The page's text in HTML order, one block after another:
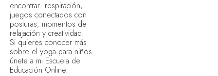
encontrar: respiración,
juegos conectados con
posturas, momentos de
relajación y creatividad.
Si quieres conocer más
sobre el yoga para niños
únete a mi Escuela de
Educación Online.